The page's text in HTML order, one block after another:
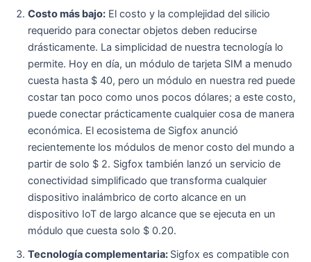
Costo más bajo: El costo y la complejidad del silicio
requerido para conectar objetos deben reducirse
drásticamente. La simplicidad de nuestra tecnología lo
permite. Hoy en día, un módulo de tarjeta SIM a menudo
cuesta hasta $ 40, pero un módulo en nuestra red puede
costar tan poco como unos pocos dólares; a este costo,
puede conectar prácticamente cualquier cosa de manera
económica. El ecosistema de Sigfox anunció
recientemente los módulos de menor costo del mundo a
partir de solo $ 2. Sigfox también lanzó un servicio de
conectividad simplificado que transforma cualquier
dispositivo inalámbrico de corto alcance en un
dispositivo IoT de largo alcance que se ejecuta en un
módulo que cuesta solo $ 0.20.
Tecnología complementaria: Sigfox es compatible con